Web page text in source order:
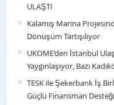
ULAŞTI
Kalamış Marina
Dönüşüm Tartışılıyor
UKOME’den İstanbul
Yaygınlaşıyor, Bazı
TESK ile Şekerbank İş
Güçlü Finansman Desteği